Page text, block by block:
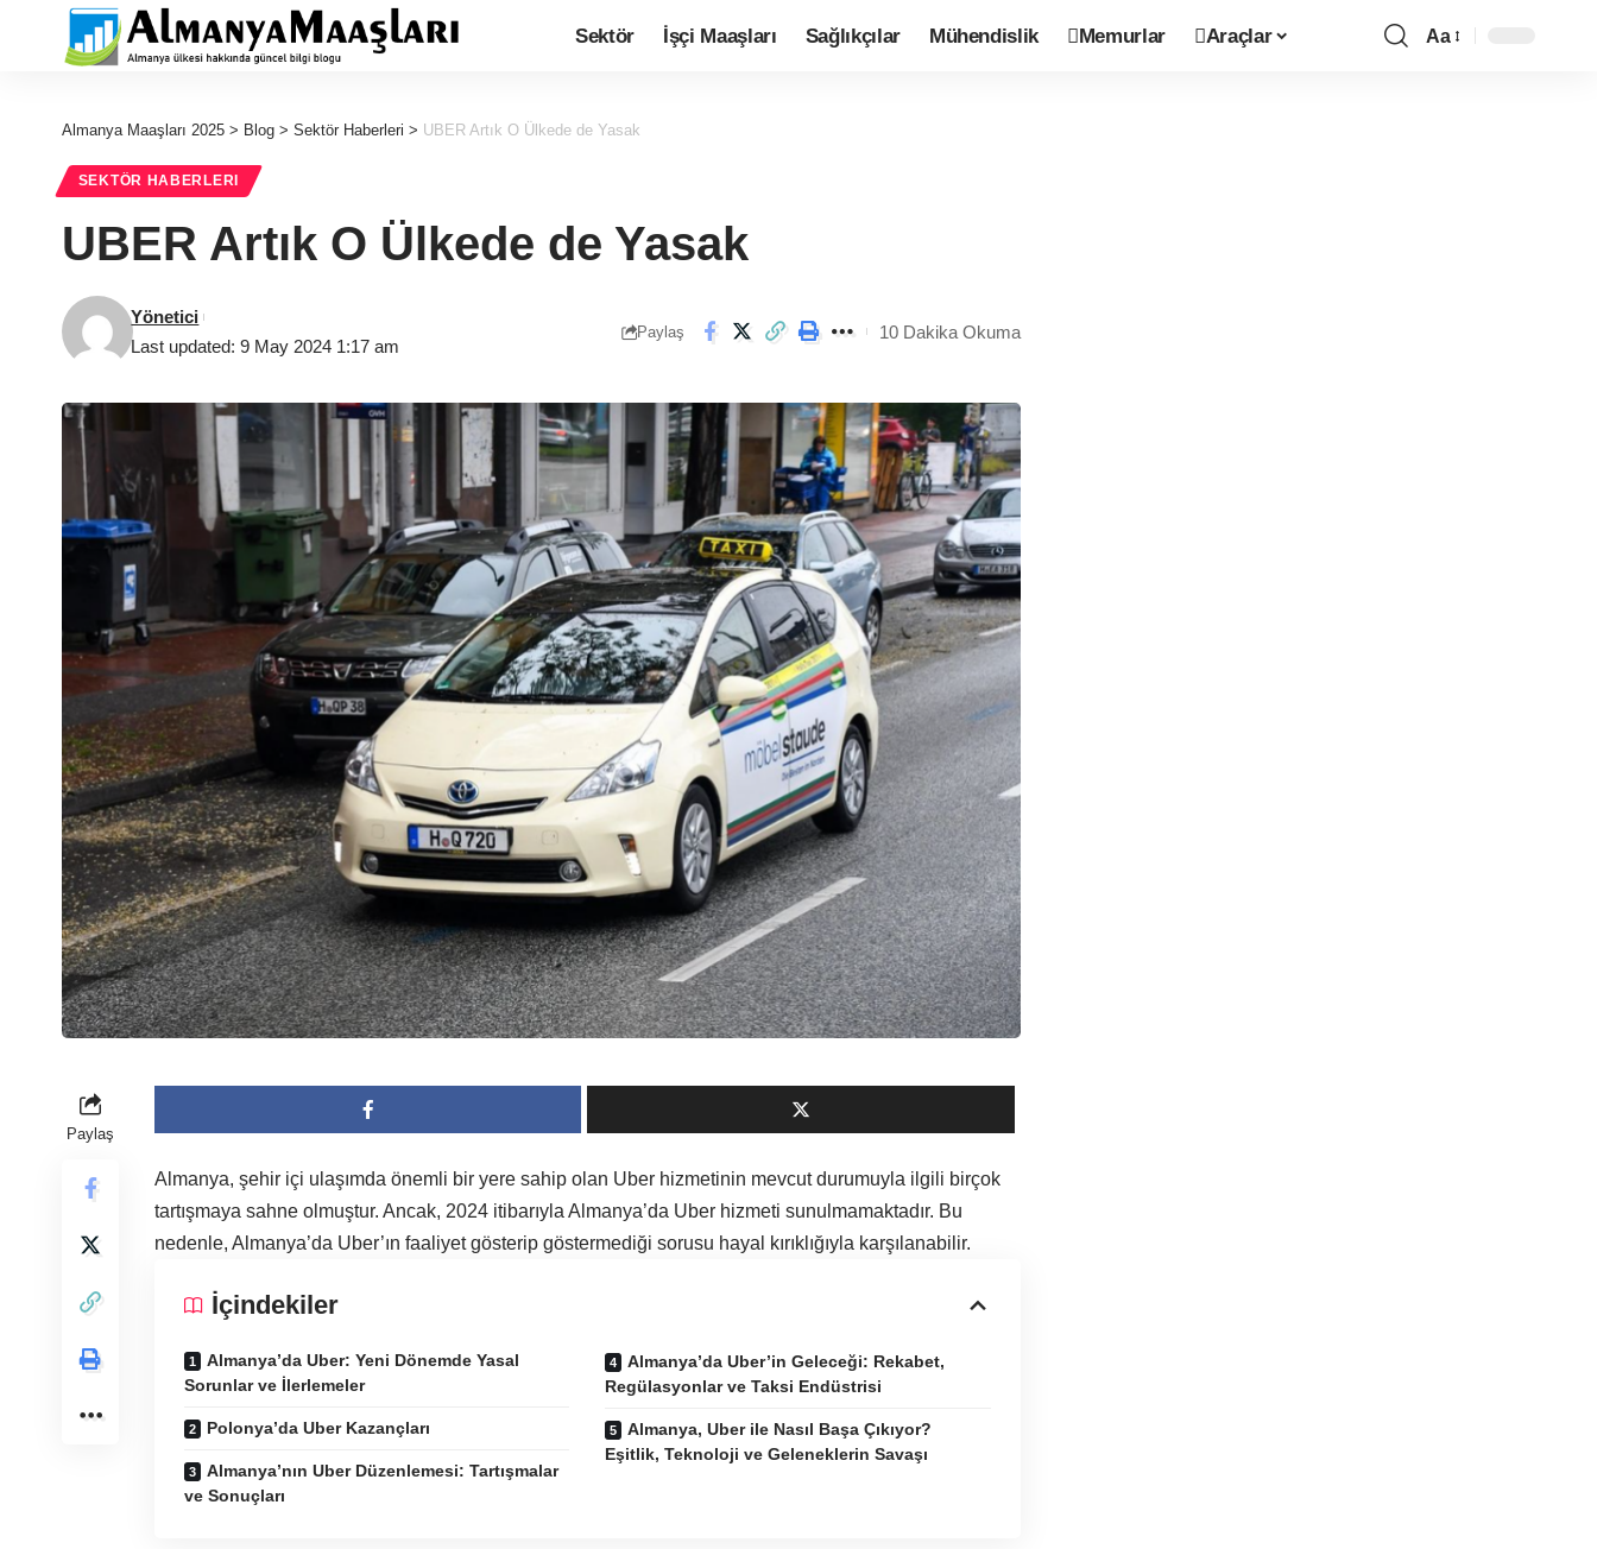
Sektör İşçi Maaşları Sağlıkçılar Mühendislik Memurlar Araçlar Aa
Almanya Maaşları 2025 > Blog > Sektör Haberleri > UBER Artık O Ülkede de Yasak
SEKTÖR HABERLERI
UBER Artık O Ülkede de Yasak
Last updated: 9 May 2024 1:17 am
Yönetici
Paylaş 10 Dakika Okuma
Paylaş
Almanya, şehir içi ulaşımda önemli bir yere sahip olan Uber hizmetinin mevcut durumuyla ilgili birçok
tartışmaya sahne olmuştur. Ancak, 2024 itibarıyla Almanya’da Uber hizmeti sunulmamaktadır. Bu
nedenle, Almanya’da Uber’ın faaliyet gösterip göstermediği sorusu hayal kırıklığıyla karşılanabilir.
İçindekiler
Almanya’da Uber: Yeni Dönemde Yasal
Sorunlar ve İlerlemeler
Polonya’da Uber Kazançları
Almanya’nın Uber Düzenlemesi: Tartışmalar
ve Sonuçları
Almanya’da Uber’in Geleceği: Rekabet,
Regülasyonlar ve Taksi Endüstrisi
Almanya, Uber ile Nasıl Başa Çıkıyor?
Eşitlik, Teknoloji ve Geleneklerin Savaşı